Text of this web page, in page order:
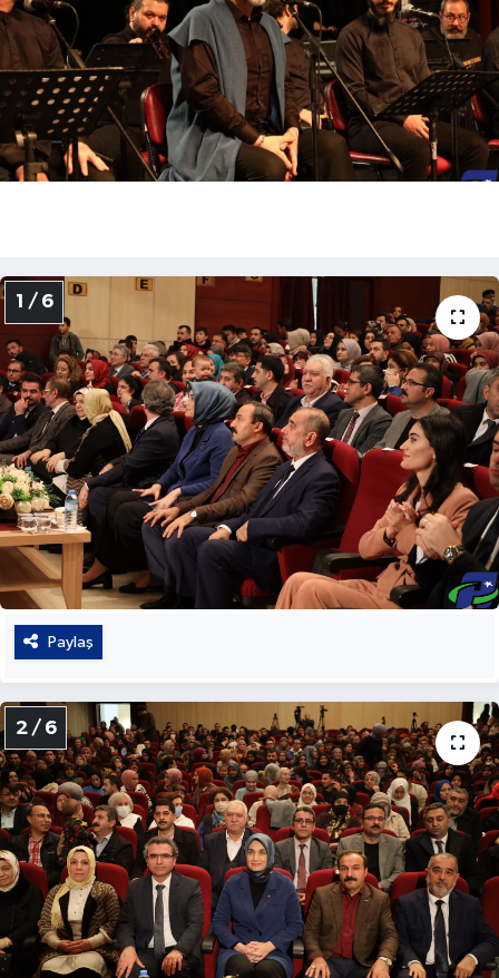
1 / 6
Paylaş
2 / 6